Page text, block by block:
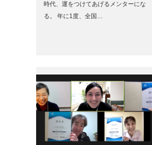
時代、運をつけてあげるメンターにな
る。 年に1度、全国…